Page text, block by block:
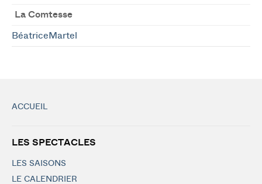
La Comtesse
BéatriceMartel
ACCUEIL
LES SPECTACLES
LES SAISONS
LE CALENDRIER